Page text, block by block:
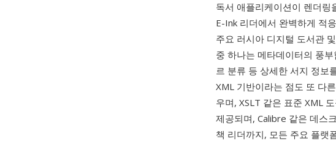
독서 애플리케이션이 렌더링
E-Ink 리더에서 완벽하게 적
주요 러시아 디지털 도서관
중 하나는 메타데이터의 풍
르 분류 등 상세한 서지 정보
XML 기반이라는 점도 또 다
우며, XSLT 같은 표준 XML
제공되며, Calibre 같은 데스
책 리더까지, 모든 주요 플랫